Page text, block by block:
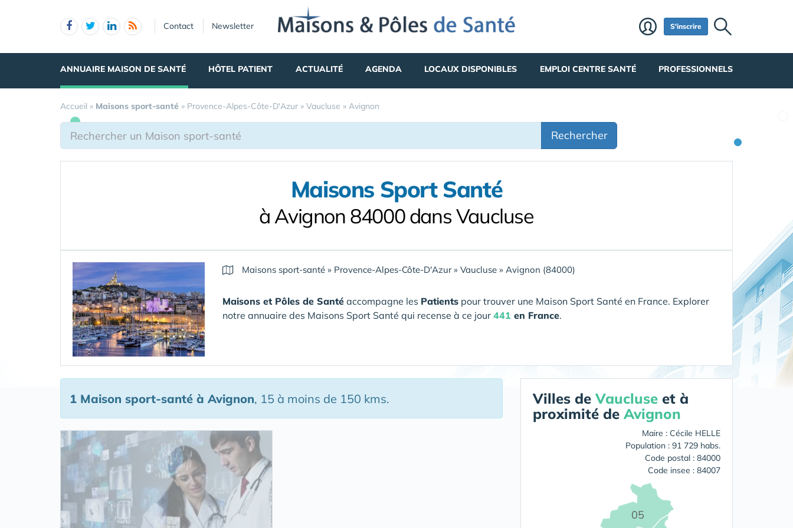
Contact Newsletter S'inscrire
ANNUAIRE MAISON DE SANTÉ HÔTEL PATIENT ACTUALITÉ AGENDA LOCAUX DISPONIBLES EMPLOI CENTRE SANTÉ PROFESSIONNELS
Accueil » Maisons sport-santé » Provence-Alpes-Côte-D'Azur » Vaucluse » Avignon
Rechercher
Maisons Sport Santé
à Avignon 84000 dans Vaucluse
Maisons sport-santé » Provence-Alpes-Côte-D'Azur» Vaucluse » Avignon (84000)
Maisons et Pôles de Santé accompagne les Patients pour trouver une Maison Sport Santé en France. Explorer
notre annuaire des Maisons Sport Santé qui recense à ce jour 441 en France.
1 Maison sport-santé à Avignon, 15 à moins de 150 kms. Villes deVaucluse et à
proximité de Avignon
Maire : Cécile HELLE
Population : 91 729 habs.
Code postal : 84000
Code insee : 84007
05